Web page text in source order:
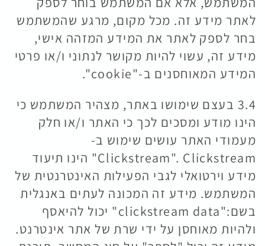
לאתר מידע זה. מכל מקום, מרגע שהמשתמש
בחר לספק לאתר את המידע המזהה אישי,
מידע זה, עשוי להיות מקושר לנתוני ו/או פרטי
המידע המאוחסנים ב-"cookie".
3.4 בעצם שימושו באתר, מצהיר המשתמש כי
הינו מודע ומסכים לכך כי האתר ו/או חלק
מעמודי האתר עושים שימוש ב-
Clickstream". Clickstream" הינו תיעוד
מידע וירטואלי לגבי הפעילות האינטרנטית של
המשתמש. מידע זה המכונה לעתים באנגלית
בשם:"clickstream data" יכול להיאסף
ולהיות מאוחסן על ידי שרת של אתר אינטרנט.